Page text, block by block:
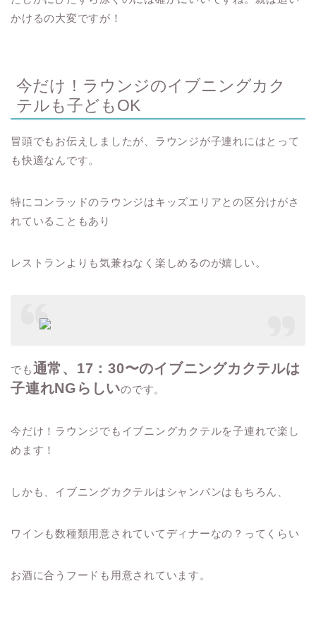
かけるの大変ですが！
今だけ！ラウンジのイブニングカク
テルも子どもOK
冒頭でもお伝えしましたが、ラウンジが子連れにはとって
も快適なんです。
特にコンラッドのラウンジはキッズエリアとの区分けがさ
れていることもあり
レストランよりも気兼ねなく楽しめるのが嬉しい。
でも通常、17：30〜のイブニングカクテルは
子連れNGらしいのです。
今だけ！ラウンジでもイブニングカクテルを子連れで楽し
めます！
しかも、イブニングカクテルはシャンパンはもちろん、
ワインも数種類用意されていてディナーなの？ってくらい
お酒に合うフードも用意されています。